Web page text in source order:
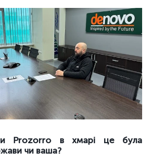
Prozorro в хмарі це була
чи ваша?